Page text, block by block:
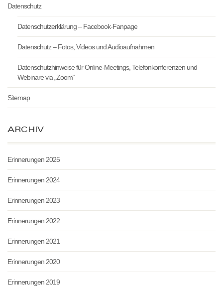
Datenschutz
Datenschutzerklärung – Facebook-Fanpage
Datenschutz – Fotos, Videos und Audioaufnahmen
Datenschutzhinweise für Online-Meetings, Telefonkonferenzen und
Webinare via „Zoom“
Sitemap
ARCHIV
Erinnerungen 2025
Erinnerungen 2024
Erinnerungen 2023
Erinnerungen 2022
Erinnerungen 2021
Erinnerungen 2020
Erinnerungen 2019